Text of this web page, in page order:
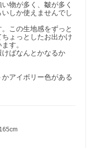
物が多く、皺が多く
しか使えませんでし
この生地感をずっと
ょっとしたお出かけ
す。
ばなんとかなるか
アイボリー色がある